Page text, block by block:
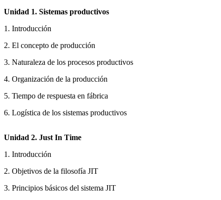
Unidad 1. Sistemas productivos
1. Introducción
2. El concepto de producción
3. Naturaleza de los procesos productivos
4. Organización de la producción
5. Tiempo de respuesta en fábrica
6. Logística de los sistemas productivos
Unidad 2. Just In Time
1. Introducción
2. Objetivos de la filosofía JIT
3. Principios básicos del sistema JIT